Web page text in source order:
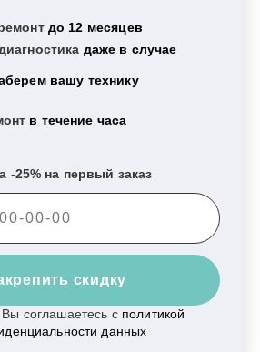
до 12 месяцев
даже в случае
вашу технику
в течение часа
-25% на первый заказ
скидку
соглашаетесь с политикой
данных